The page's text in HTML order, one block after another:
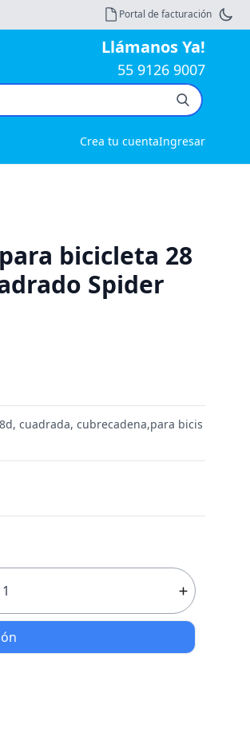
Portal de facturación
Llámanos Ya!
55 9126 9007
Crea tu cuentaIngresar
bicicleta 28
Spider
cuadrada, cubrecadena,para bicis